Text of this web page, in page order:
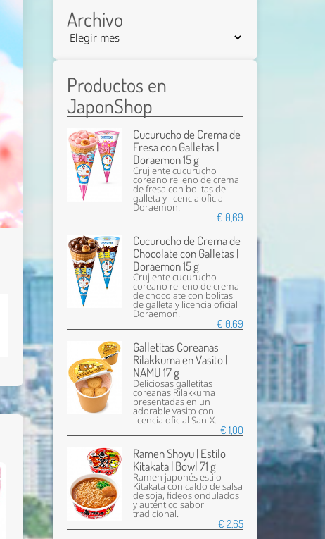
Archivo
Productos en
JaponShop
Cucurucho de Crema de
Fresa con Galletas |
Doraemon 15 g
Crujiente cucurucho
coreano relleno de crema
de fresa con bolitas de
galleta y licencia oficial
Doraemon.
€ 0,69
Cucurucho de Crema de
Chocolate con Galletas |
Doraemon 15 g
Crujiente cucurucho
coreano relleno de crema
de chocolate con bolitas
de galleta y licencia oficial
Doraemon.
€ 0,69
Galletitas Coreanas
Rilakkuma en Vasito |
NAMU 17 g
Deliciosas galletitas
coreanas Rilakkuma
presentadas en un
adorable vasito con
licencia oficial San-X.
€ 1,00
Ramen Shoyu | Estilo
Kitakata | Bowl 71 g
Ramen japonés estilo
Kitakata con caldo de salsa
de soja, fideos ondulados
y auténtico sabor
tradicional.
€ 2,65